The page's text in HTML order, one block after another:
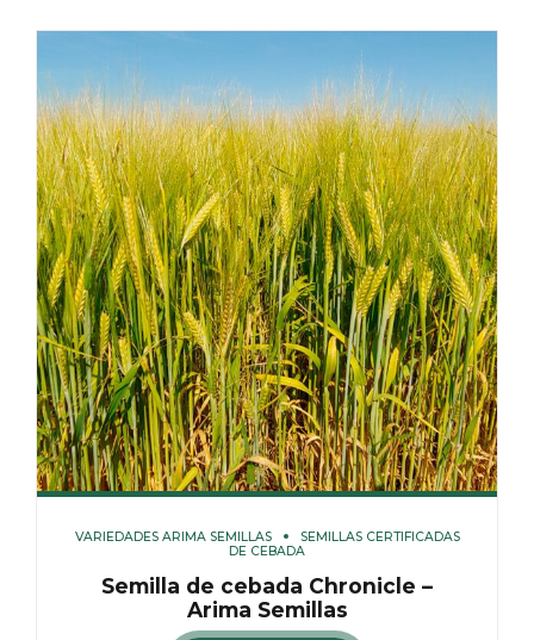
VARIEDADES ARIMA SEMILLAS
SEMILLAS CERTIFICADAS
DE CEBADA
Semilla de cebada Chronicle –
Arima Semillas